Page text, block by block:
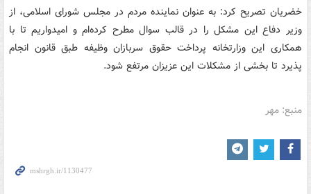
خضریان تصریح کرد: به عنوان نماینده مردم در مجلس شورای اسلامی، از
وزیر دفاع این مشکل را در قالب سوال مطرح کرده‌ام و امیدواریم تا با
همکاری این وزارتخانه پرداخت حقوق سربازان وظیفه طبق قانون انجام
پذیرد تا بخشی از مشکلات این عزیزان مرتفع شود.
منبع: مهر